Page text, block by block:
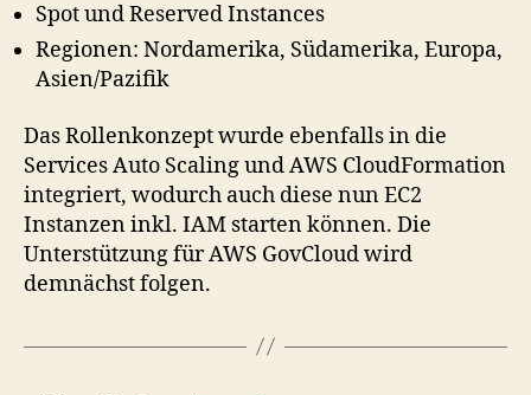
Spot und Reserved Instances
Regionen: Nordamerika, Südamerika, Europa,
Asien/Pazifik
Das Rollenkonzept wurde ebenfalls in die
Services Auto Scaling und AWS CloudFormation
integriert, wodurch auch diese nun EC2
Instanzen inkl. IAM starten können. Die
Unterstützung für AWS GovCloud wird
demnächst folgen.